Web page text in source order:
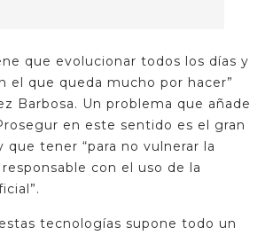
que evolucionar todos los días y
el que queda mucho por hacer”
Barbosa. Un problema que añade
en este sentido es el gran
que tener “para no vulnerar la
con el uso de la
tecnologías supone todo un